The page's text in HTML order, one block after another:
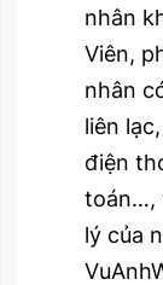
nhân
Viên,
nhân
liên
điện
toán…,
lý của